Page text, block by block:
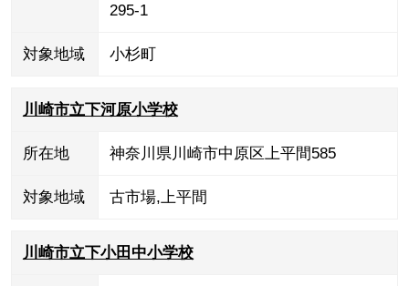
295-1
対象地域 小杉町
川崎市立下河原小学校
所在地 神奈川県川崎市中原区上平間585
対象地域 古市場, 上平間
川崎市立下小田中小学校